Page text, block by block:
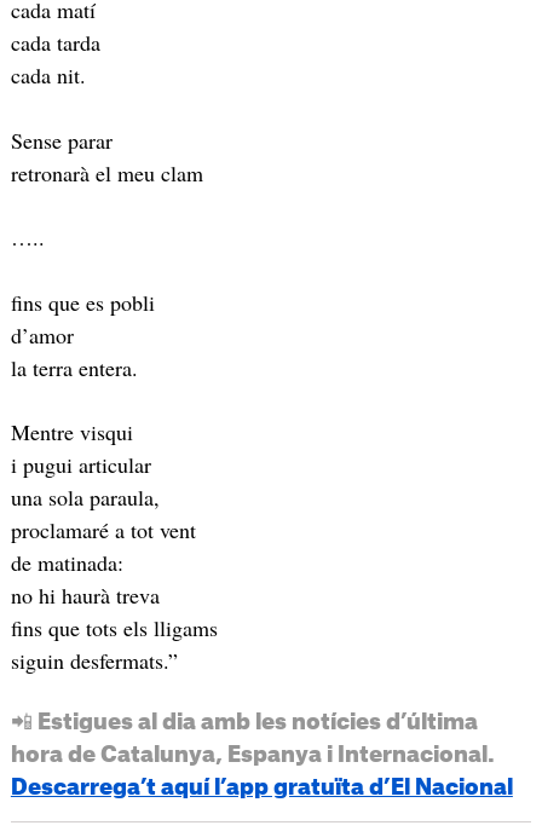
cada matí
cada tarda
cada nit.
Sense parar
retronarà el meu clam
…..
fins que es pobli
d’amor
la terra entera.
Mentre visqui
i pugui articular
una sola paraula,
proclamaré a tot vent
de matinada:
no hi haurà treva
fins que tots els lligams
siguin desfermats.”
📲 Estigues al dia amb les notícies d’última
hora de Catalunya, Espanya i Internacional.
Descarrega’t aquí l’app gratuïta d’El Nacional